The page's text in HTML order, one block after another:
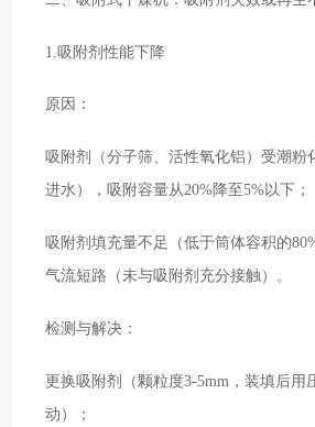
1.吸附剂性能下降
原因：
吸附剂（分子筛、活性氧化铝）受潮粉
进水），吸附容量从20%降至5%以下；
吸附剂填充量不足（低于筒体容积的
气流短路（未与吸附剂充分接触）。
检测与解决：
更换吸附剂（颗粒度3-5mm，装填后用
动）；